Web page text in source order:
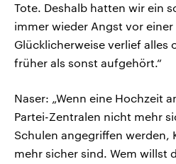
Tote. Deshalb hatten wir ein
immer wieder Angst vor einer
Glücklicherweise verlief alles
früher als sonst aufgehört.“
Naser: „Wenn eine Hochzeit
Partei-Zentralen nicht mehr
Schulen angegriffen werden,
mehr sicher sind. Wem willst